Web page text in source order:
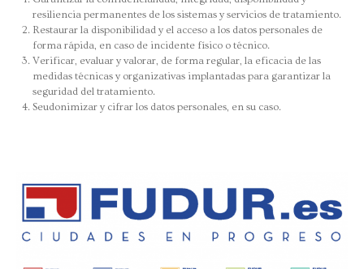
resiliencia permanentes de los sistemas y servicios de tratamiento.
Restaurar la disponibilidad y el acceso a los datos personales de
forma rápida, en caso de incidente físico o técnico.
Verificar, evaluar y valorar, de forma regular, la eficacia de las
medidas técnicas y organizativas implantadas para garantizar la
seguridad del tratamiento.
Seudonimizar y cifrar los datos personales, en su caso.